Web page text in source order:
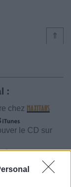
⇑
:
chez
le CD sur
partition au